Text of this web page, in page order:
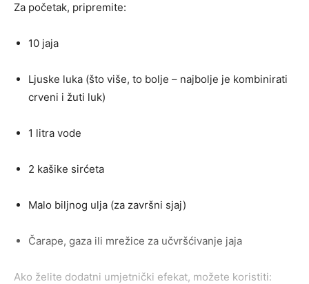
Za početak, pripremite:
10 jaja
Ljuske luka (što više, to bolje – najbolje je kombinirati
crveni i žuti luk)
1 litra vode
2 kašike sirćeta
Malo biljnog ulja (za završni sjaj)
Čarape, gaza ili mrežice za učvršćivanje jaja
Ako želite dodatni umjetnički efekat, možete koristiti: